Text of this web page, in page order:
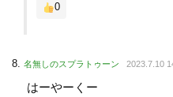
0
名無しのスプラトゥーン 2023.7.10
はーやーくー